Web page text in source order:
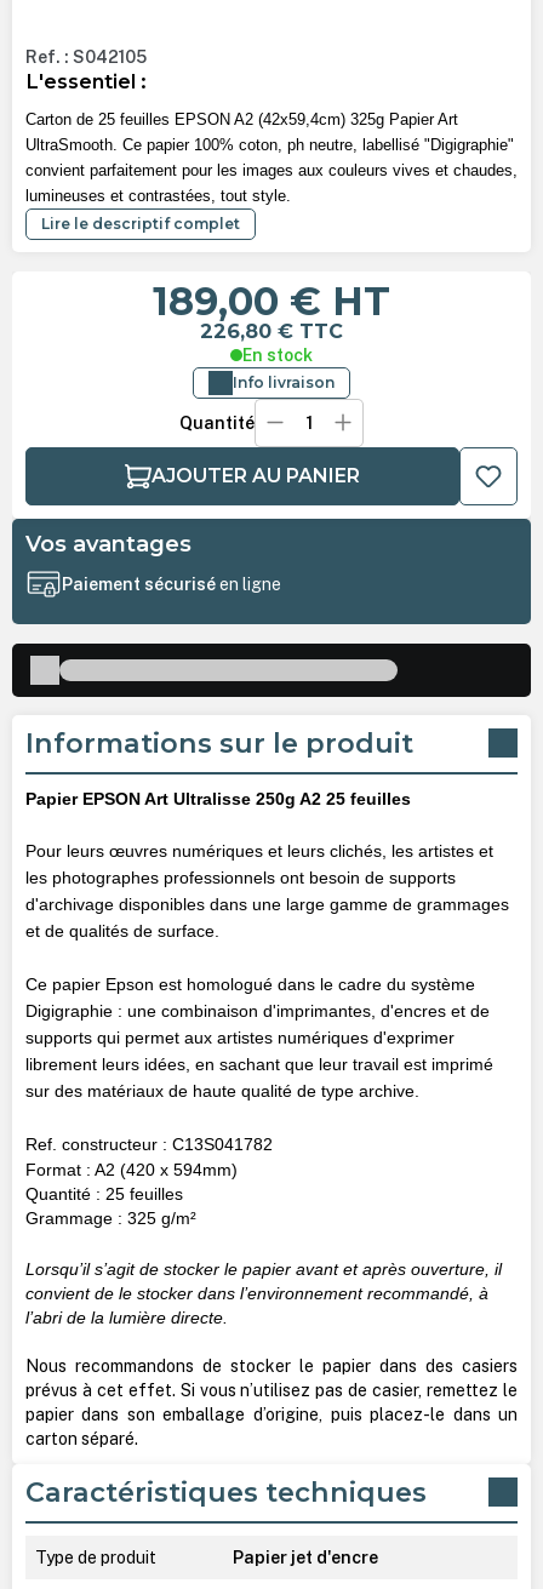
Ref. : S042105
L'essentiel :
Carton de 25 feuilles EPSON A2 (42x59,4cm) 325g Papier Art
UltraSmooth. Ce papier 100% coton, ph neutre, labellisé "Digigraphie"
convient parfaitement pour les images aux couleurs vives et chaudes,
lumineuses et contrastées, tout style.
Lire le descriptif complet
189,00 € HT
226,80 € TTC
En stock
Info livraison
Quantité
AJOUTER AU PANIER
Vos avantages
Paiement sécuriséen ligne
Informations sur le produit
Papier EPSON Art Ultralisse 250g A2 25 feuilles
Pour leurs œuvres numériques et leurs clichés, les artistes et
les photographes professionnels ont besoin de supports
d'archivage disponibles dans une large gamme de grammages
et de qualités de surface.
Ce papier Epson est homologué dans le cadre du système
Digigraphie : une combinaison d'imprimantes, d'encres et de
supports qui permet aux artistes numériques d'exprimer
librement leurs idées, en sachant que leur travail est imprimé
sur des matériaux de haute qualité de type archive.
Ref. constructeur : C13S041782
Format : A2 (420 x 594mm)
Quantité : 25 feuilles
Grammage : 325 g/m²
Lorsqu’il s’agit de stocker le papier avant et après ouverture, il
convient de le stocker dans l’environnement recommandé, à
l’abri de la lumière directe.
Nous recommandons de stocker le papier dans des casiers
prévus à cet effet. Si vous n’utilisez pas de casier, remettez le
papier dans son emballage d’origine, puis placez-le dans un
carton séparé.
Caractéristiques techniques
Type de produit Papier jet d'encre